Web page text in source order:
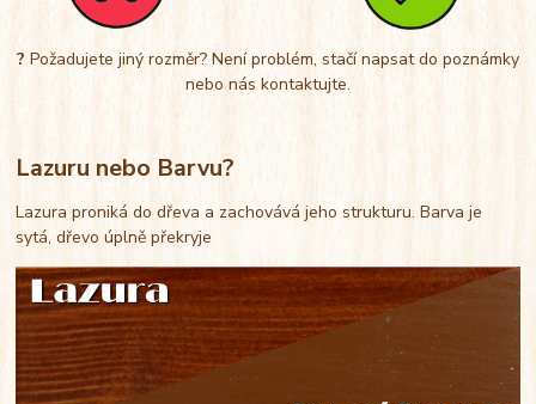
? Požadujete jiný rozměr? Není problém, stačí napsat do poznámky
nebo nás kontaktujte.
Lazuru nebo Barvu?
Lazura proniká do dřeva a zachovává jeho strukturu. Barva je
sytá, dřevo úplně překryje